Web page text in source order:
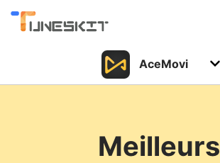
Produits
Support
AceMovi
Support
Meilleurs